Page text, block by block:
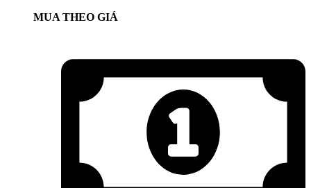
MUA THEO GIÁ